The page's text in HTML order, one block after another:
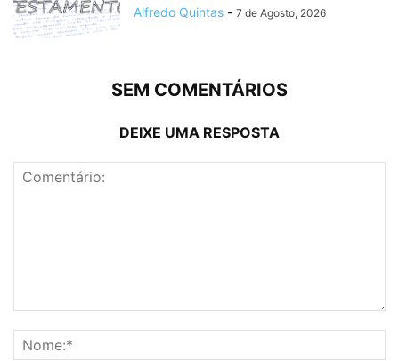
Alfredo Quintas - 7 de Agosto, 2026
SEM COMENTÁRIOS
DEIXE UMA RESPOSTA